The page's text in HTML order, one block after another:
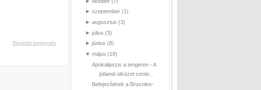
Régebbi bejegyzés
► szeptember (1)
► augusztus (3)
► július (3)
► június (8)
▼ május (18)
Apokalipszis a tengeren - A
jütlandi ütközet cente...
Befejeződnek a Bruszilov-